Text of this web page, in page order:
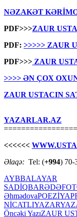
NƏZAKƏT
PDF>>>ZAUR
PDF: >>>>> ZAUR
PDF>>> ZAUR
>>>> ƏN ÇOX
ZAUR USTACIN
YAZARLAR.AZ
<<<<<<
Əlaqə: Tel: (+994) 70-
AYBBALAYAR
SADİQBARƏDƏ
ƏhmədovaPOEZİYA
NİCATLIYAZAR
Öncəki YazıZAUR